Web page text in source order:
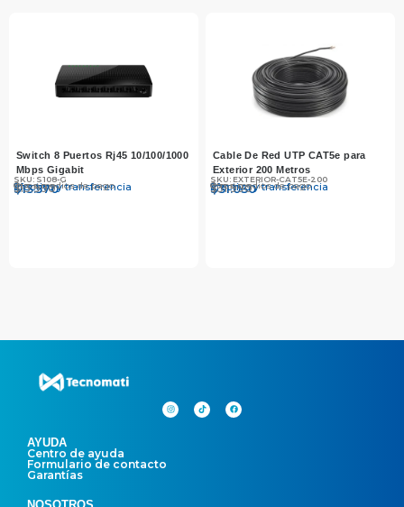
Switch 8 Puertos Rj45 10/100/1000
Mbps Gigabit
SKU: S108-G
$13.570
Efectivo y transferencia
$13.990
Otros medios de pago
Cable De Red UTP CAT5e para
Exterior 200 Metros
SKU: EXTERIOR-CAT5E-200
$31.030
Efectivo y transferencia
$31.990
Otros medios de pago
AYUDA
Centro de ayuda
Formulario de contacto
Garantías